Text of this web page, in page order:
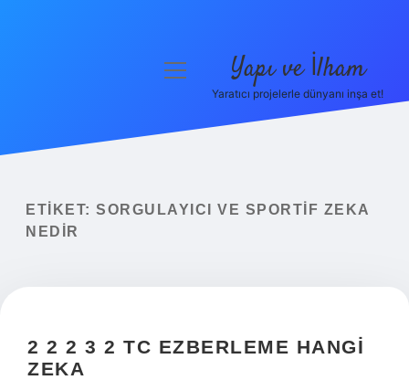
Yasal Uyarı
menüyü
Yapı ve İlham
Yaratıcı projelerle dünyanı inşa et!
ETIKET: SORGULAYICI VE SPORTIF ZEKA
NEDIR
2 2 2 3 2 TC EZBERLEME HANGI
ZEKA